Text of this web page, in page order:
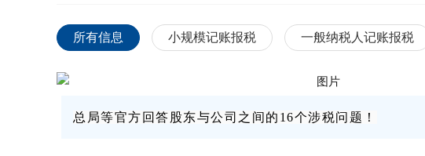
所有信息 小规模记账报税 一般纳税人记账报税
总局等官方回答股东与公司之间的16个涉税问题！